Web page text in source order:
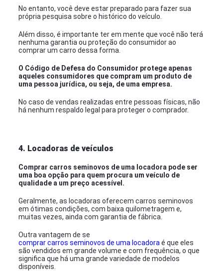
No entanto, você deve estar preparado para fazer sua
própria pesquisa sobre o histórico do veículo.
Além disso, é importante ter em mente que você não terá
nenhuma garantia ou proteção do consumidor ao
comprar um carro dessa forma.
O Código de Defesa do Consumidor protege apenas
aqueles consumidores que compram um produto de
uma pessoa jurídica, ou seja, de uma empresa.
No caso de vendas realizadas entre pessoas físicas, não
há nenhum respaldo legal para proteger o comprador.
4. Locadoras de veículos
Comprar carros seminovos de uma locadora pode ser
uma boa opção para quem procura um veículo de
qualidade a um preço acessível.
Geralmente, as locadoras oferecem carros seminovos
em ótimas condições, com baixa quilometragem e,
muitas vezes, ainda com garantia de fábrica.
Outra vantagem de se
comprar carros seminovos de uma locadora é que eles
são vendidos em grande volume e com frequência, o que
significa que há uma grande variedade de modelos
disponíveis.